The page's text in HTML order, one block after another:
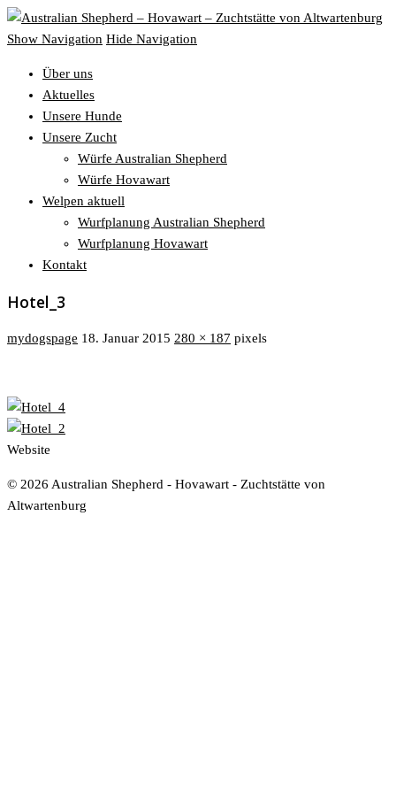
Show Navigation Hide Navigation
Über uns
Aktuelles
Unsere Hunde
Unsere Zucht
Würfe Australian Shepherd
Würfe Hovawart
Welpen aktuell
Wurfplanung Australian Shepherd
Wurfplanung Hovawart
Kontakt
Hotel_3
mydogspage 18. Januar 2015 280 × 187 pixels
Website
© 2026 Australian Shepherd - Hovawart - Zuchtstätte von
Altwartenburg